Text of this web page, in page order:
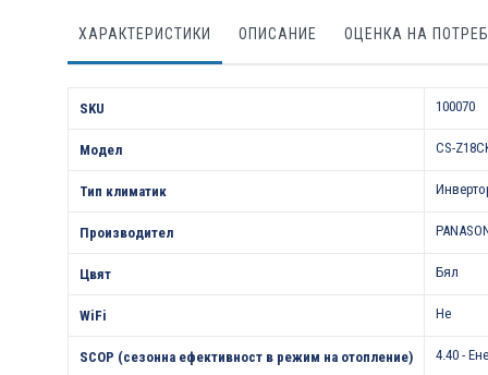
ХАРАКТЕРИСТИКИ ОПИСАНИЕ ОЦЕНКА НА
SKU
100070
Модел CS-
Тип климатик
Производител
Цвят Бял
WiFi Не
SCOP (сезонна ефективност в режим на отопление) 4.40 -